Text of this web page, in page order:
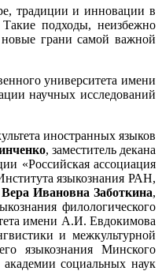
традиции и инновации в
Такие подходы, неизбежно
грани самой важной
университета имени
научных исследований
иностранных языков
, заместитель декана
«Российская ассоциация
языкознания РАН,
Вера Ивановна Заботкина,
филологического
имени А.И. Евдокимова
и межкультурной
языкознания Минского
академии социальных наук